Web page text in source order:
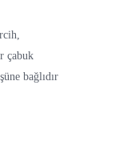
çabuk
bağlıdır